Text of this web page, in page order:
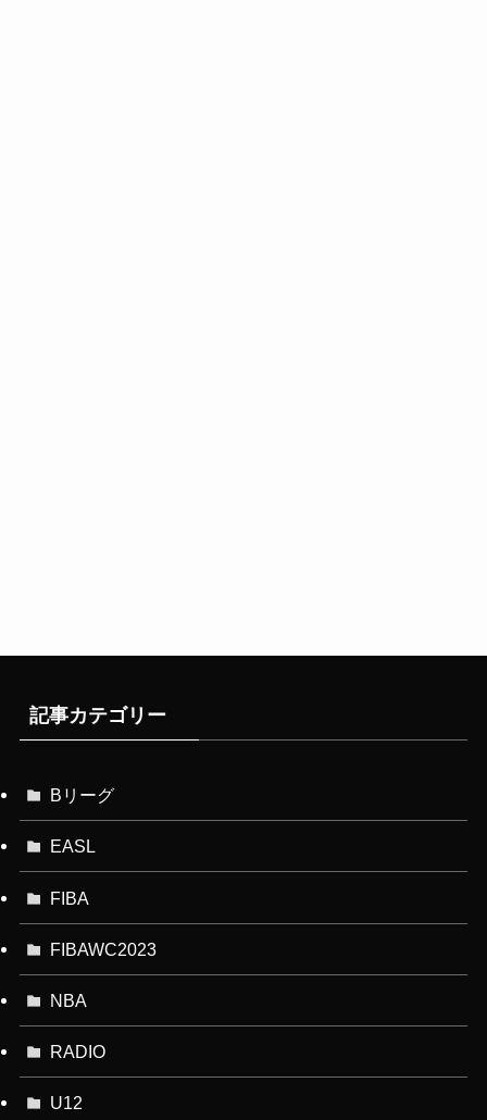
記事カテゴリー
Bリーグ
EASL
FIBA
FIBAWC2023
NBA
RADIO
U12